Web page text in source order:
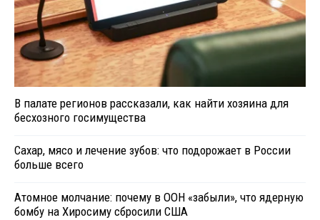
В палате регионов рассказали, как найти хозяина для
бесхозного госимущества
Сахар, мясо и лечение зубов: что подорожает в России
больше всего
Атомное молчание: почему в ООН «забыли», что ядерную
бомбу на Хиросиму сбросили США